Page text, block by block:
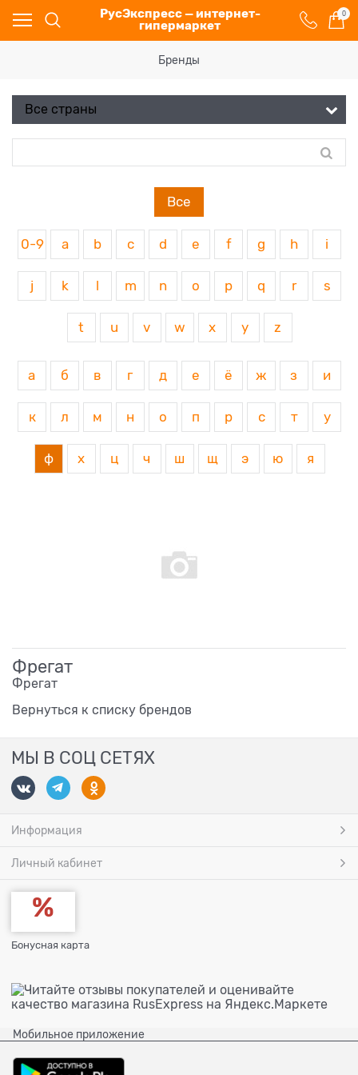
РусЭкспресс — интернет-
гипермаркет
0
Бренды
Все
0-9 a b c d e f g h i
j k m n o p q r s
t u v w x y z
а б в г д е ё ж з и
к л м н о п р с т у
ф х ц ч ш щ э ю я
Фрегат
Фрегат
Вернуться к списку брендов
МЫ В СОЦ СЕТЯХ
Информация
Личный кабинет
Бонусная карта
Мобильное приложение